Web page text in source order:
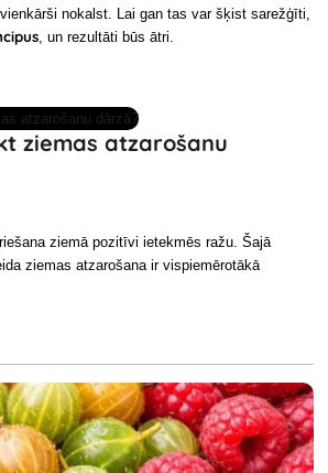
vienkārši nokalst. Lai gan tas var šķist sarežģīti,
, un rezultāti būs ātri.
ziemas atzarošanu
ziemā pozitīvi ietekmēs ražu. Šajā
ziemas atzarošana ir vispiemērotākā